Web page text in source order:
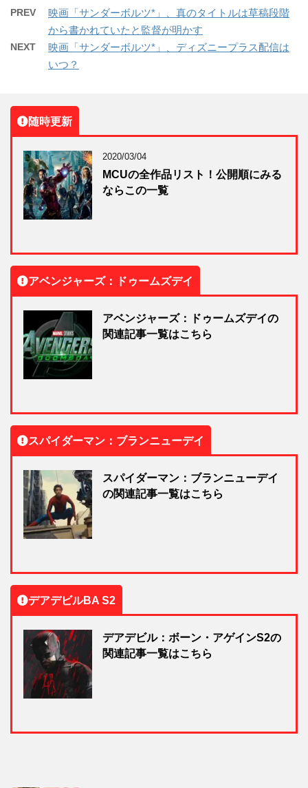
PREV
映画「サンダーボルツ*」、真のタイトルは草稿段階
から書かれていたと監督が明かす
NEXT
映画「サンダーボルツ*」、ディズニープラス配信は
いつ？
随時更新
2020/03/04
MCUの全作品リスト！公開順にみる
ならこの一覧
アベンジャーズ：ドゥームズデイ
アベンジャーズ：ドゥームズデイの
関連記事一覧はこちら
スパイダーマン：ブランニューデイ
スパイダーマン：ブランニューデイ
の関連記事一覧はこちら
デアデビルBA S2
デアデビル：ボーン・アゲインS2の
関連記事一覧はこちら